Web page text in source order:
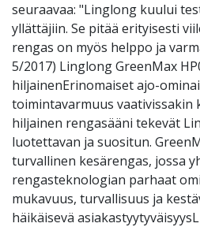
seuraavaa: "Linglong kuului
yllättäjiin. Se pitää erityisesti
rengas on myös helppo ja
5/2017) Linglong GreenMax
hiljainenErinomaiset ajo-
toimintavarmuus vaativissakin
hiljainen rengasääni tekevät
luotettavan ja suositun.
turvallinen kesärengas, jossa
rengasteknologian parhaat
mukavuus, turvallisuus ja
häikäisevä